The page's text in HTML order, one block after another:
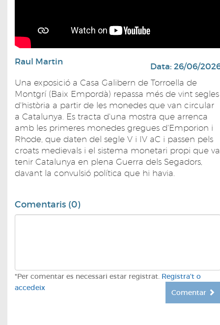
Raul Martin Data: 26/06/
Una exposició a Casa Galibern de Torroella de
Montgrí (Baix Empordà) repassa més de vint segles
d'història a partir de les monedes que van circular
a Catalunya. Es tracta d'una mostra que arrenca
amb les primeres monedes gregues d'Emporion i
Rhode, que daten del segle V i IV aC i passen pels
croats medievals i el sistema monetari propi que va
tenir Catalunya en plena Guerra dels Segadors,
davant la convulsió política que hi havia.
Comentaris (0)
*Per comentar es necessari estar registrat. Registra't o
accedeix
Comentar